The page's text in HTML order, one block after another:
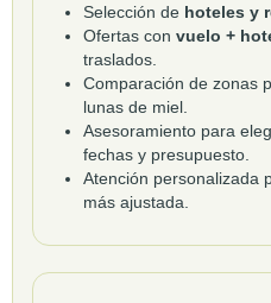
Selección de hoteles y
Ofertas con vuelo +
traslados.
Comparación de zonas
lunas de miel.
Asesoramiento para
fechas y presupuesto.
Atención personalizada
más ajustada.